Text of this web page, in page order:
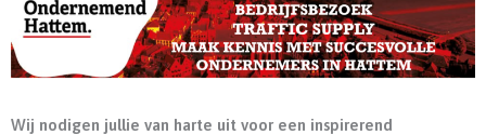
Wij nodigen jullie van harte uit voor een inspirerend